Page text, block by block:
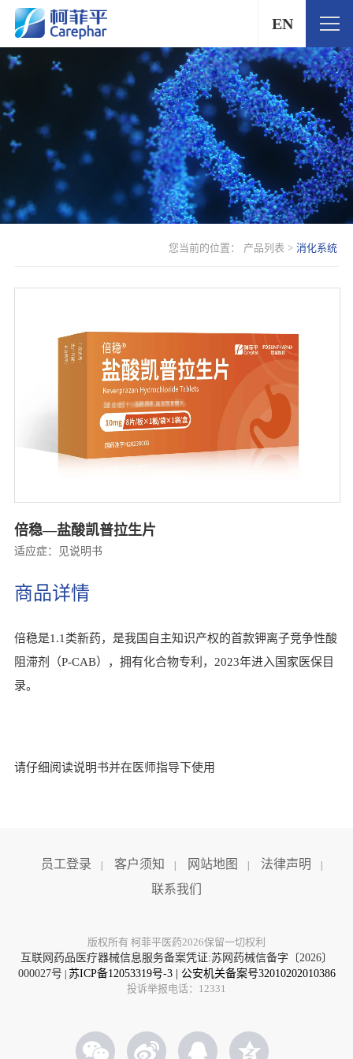
EN
您当前的位置： 产品列表 > 消化系统
倍稳—盐酸凯普拉生片
适应症：见说明书
商品详情
倍稳是1.1类新药，是我国自主知识产权的首款钾离子竞争性酸
阻滞剂（P-CAB），拥有化合物专利，2023年进入国家医保目
录。
请仔细阅读说明书并在医师指导下使用
员工登录 | 客户须知 | 网站地图 | 法律声明 |
联系我们
版权所有 柯菲平医药2026保留一切权利
互联网药品医疗器械信息服务备案凭证:苏网药械信备字〔2026〕
000027号 | 苏ICP备12053319号-3| 公安机关备案号32010202010386
投诉举报电话：12331